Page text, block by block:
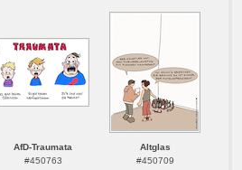
AfD-Traumata
#450763
Altglas
#450709